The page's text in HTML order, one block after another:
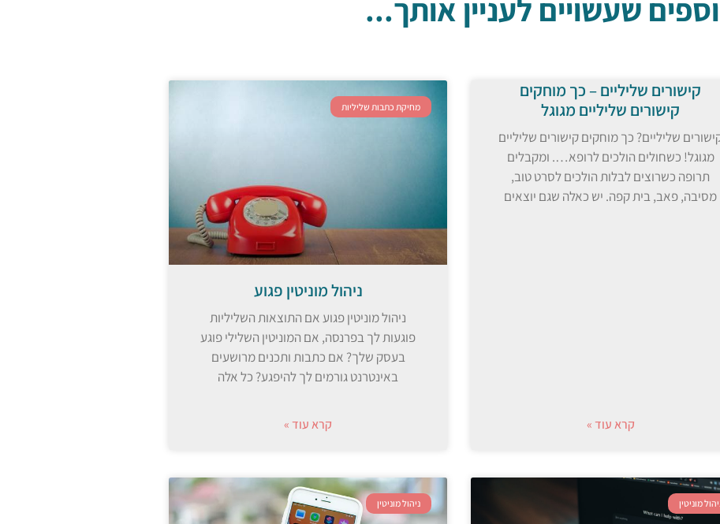
שעשויים לעניין אותך...
קישורים שליליים – כך מוחקים
קישורים שליליים מגוגל
שליליים? כך מוחקים קישורים שליליים
מגוגל! כשחולים הולכים לרופא…. ומקבלים
תרופה כשרוצים לבלות הולכים לסרט טוב,
מסיבה, פאב, בית קפה. יש כאלה שגם יוצאים
קרא עוד »
מחיקת כתבות שליליות
ניהול מוניטין פגוע
ניהול מוניטין פגוע אם התוצאות השליליות
פוגעות לך בפרנסה, אם המוניטין השלילי פוגע
בעסק שלך? אם כתבות ותכנים מרושעים
באינטרנט גורמים לך להיפגע? כל אלה
קרא עוד »
מוניטין ניהול מוניטין